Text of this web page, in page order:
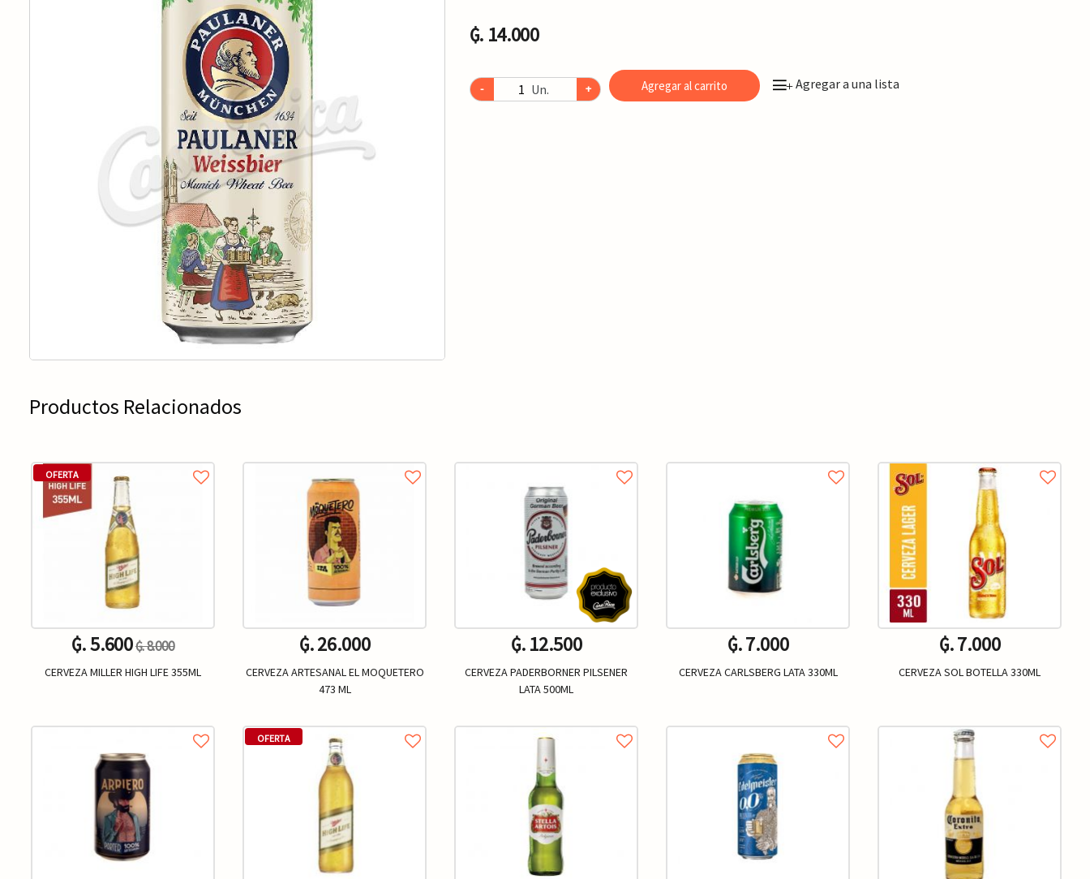
₲. 14.000
- Un. + Agregar al carrito +Agregar a una lista
Productos Relacionados
OFERTA
₲. 5.600₲. 8.000
CERVEZA MILLER HIGH LIFE 355ML
₲. 26.000
CERVEZA ARTESANAL EL MOQUETERO
473 ML
OFERTA
₲. 12.500
CERVEZA PADERBORNER PILSENER
LATA 500ML
₲. 7.000
CERVEZA CARLSBERG LATA 330ML
₲. 7.000
CERVEZA SOL BOTELLA 330ML